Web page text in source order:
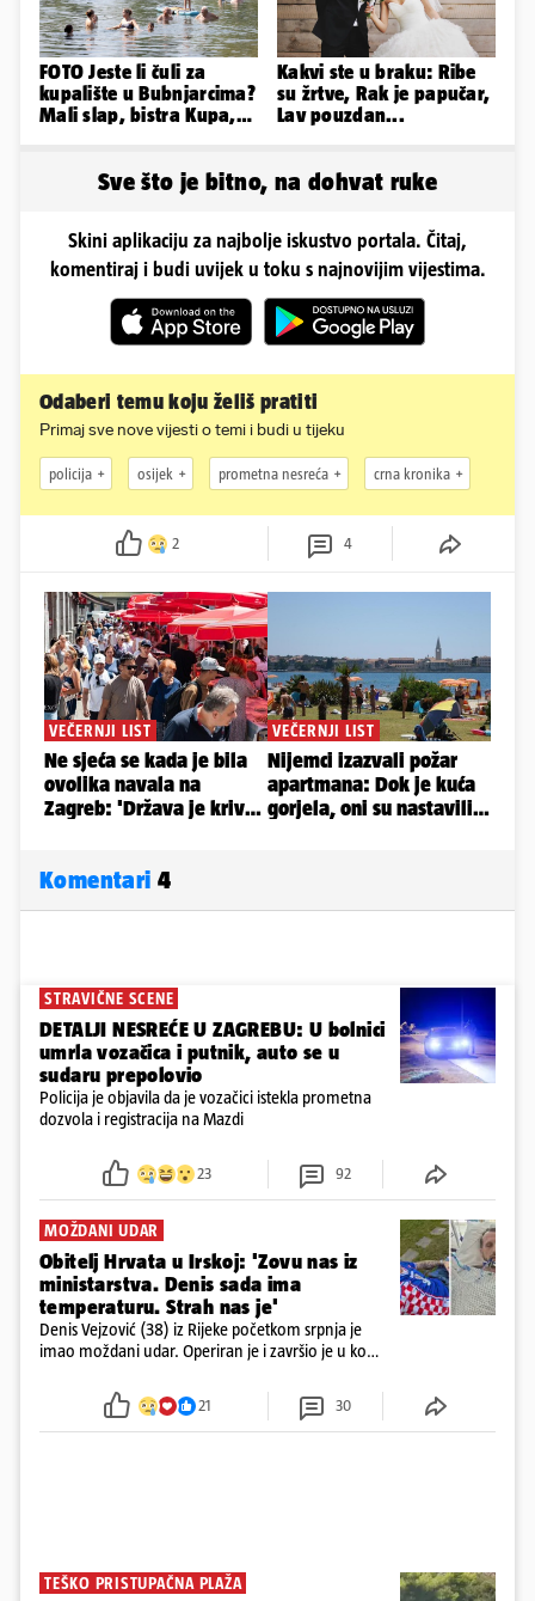
FOTO Jeste li čuli za
kupalište u Bubnjarcima?
Mali slap, bistra Kupa,
Kakvi ste u braku: Ribe
su žrtve, Rak je papučar,
Lav pouzdan...
Sve što je bitno, na dohvat ruke
Skini aplikaciju za najbolje iskustvo portala. Čitaj,
komentiraj i budi uvijek u toku s najnovijim vijestima.
Odaberi temu koju želiš pratiti
Primaj sve nove vijesti o temi i budi u tijeku
policija osijek prometna nesreća crna kronika
2 4
Komentari 4
STRAVIČNE SCENE
DETALJI NESREĆE U ZAGREBU: U bolnici
umrla vozačica i putnik, auto se u
sudaru prepolovio
Policija je objavila da je vozačici istekla prometna
dozvola i registracija na Mazdi
23 92
MOŽDANI UDAR
Obitelj Hrvata u Irskoj: 'Zovu nas iz
ministarstva. Denis sada ima
temperaturu. Strah nas je'
Denis Vejzović (38) iz Rijeke početkom srpnja je
imao moždani udar. Operiran je i završio je u komi.
tamošnji liječnici ne vjeruju u oporavak: 'Imamo
21 30
TEŠKO PRISTUPAČNA PLAŽA